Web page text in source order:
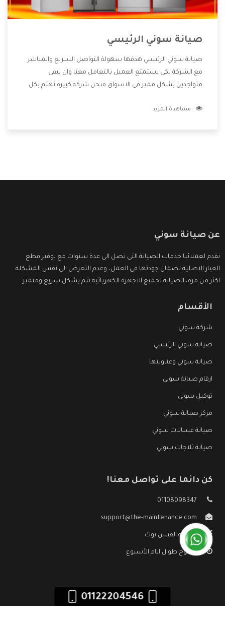
صيانة سوني الرئيسي
صيانة سوني الرئيسي هدفها سهولة التواصل السريع والمباشر
مع الشركة لكى يستمتع العميل بالتعامل معنا وان نبقى
متواجدين بشكل مميز فى الاسواق فنحن شركة كبيرة نهتم بكل
الشركة بها والتى تكون منها خدمة الصيانة التى تكون من أهم
مشاهدة المزيد
عن صيانة سوني
نقدم لعملائنا خدمات الصيانة التى تصل الى عدة سنوات مع توفير قطع
الغيار الاصلية لضمان جودتها فى العمل، وعدم التعرض الى نفس المشكلة
اكثر من مرة، الصيانة لجميع الاجهزة الكهربائية تتم بشكل سريع ومتميز.
الأقسام
شركة سوني
صيانة سوني الرئيسي
صيانة سوني وعناوينها
ارقام صيانة سوني
توكيل سوني
مركز صيانة سوني
صيانة غسالات سوني
صيانة ثلاجات سوني
كن دائما على تواصل معنا!
01108098347
support@the-maintenance.com
صفحة الفيس بوك
مفتوح طوال ايام الأسبوع
01122204546